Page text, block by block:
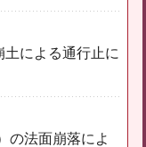
による通行止に
の法面崩落によ